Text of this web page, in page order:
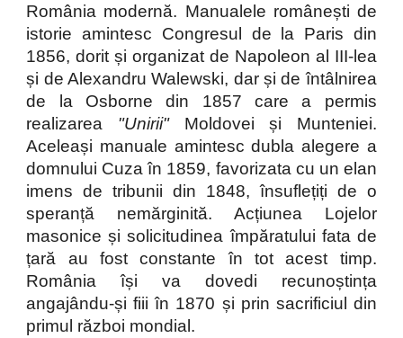
România modernă. Manualele românești de
istorie amintesc Congresul de la Paris din
1856, dorit și organizat de Napoleon al III-lea
și de Alexandru Walewski, dar și de întâlnirea
de la Osborne din 1857 care a permis
realizarea "Unirii"Moldovei și Munteniei.
Aceleași manuale amintesc dubla alegere a
domnului Cuza în 1859, favorizata cu un elan
imens de tribunii din 1848, însuflețiți de o
speranță nemărginită. Acțiunea Lojelor
masonice și solicitudinea împăratului fata de
țară au fost constante în tot acest timp.
România își va dovedi recunoștința
angajându-și fiii în 1870 și prin sacrificiul din
primul război mondial.